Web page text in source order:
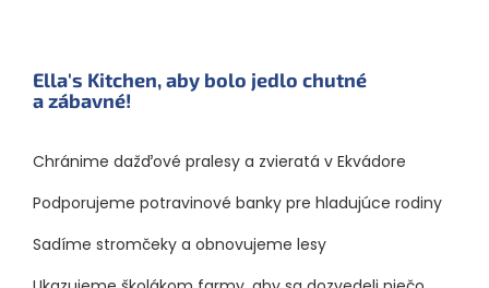
Ella's Kitchen, aby bolo jedlo chutné
a zábavné!
Chránime dažďové pralesy a zvieratá v Ekvádore
Podporujeme potravinové banky pre hladujúce rodiny
Sadíme stromčeky a obnovujeme lesy